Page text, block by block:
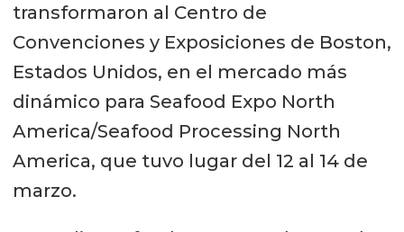
transformaron al Centro de
Convenciones y Exposiciones de Boston,
Estados Unidos, en el mercado más
dinámico para Seafood Expo North
America/Seafood Processing North
America, que tuvo lugar del 12 al 14 de
marzo.